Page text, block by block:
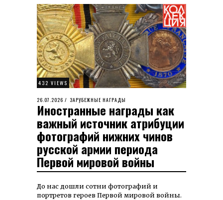
432 VIEWS
POSTED
ON
26.07.2026 26.07.2026
ЗАРУБЕЖНЫЕ НАГРАДЫ
Иностранные награды как
важный источник атрибуции
фотографий нижних чинов
русской армии периода
Первой мировой войны
До нас дошли сотни фотографий и
портретов героев Первой мировой войны.